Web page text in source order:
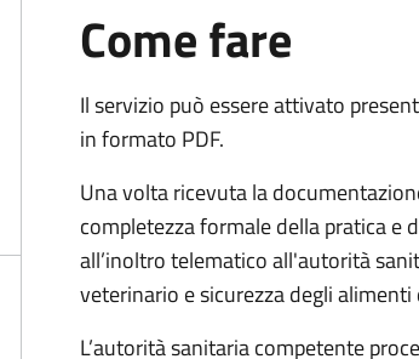
Come fare
Il servizio può essere attivato
in formato PDF.
Una volta ricevuta la
completezza formale della pratica e
all’inoltro telematico all'autorità
veterinario e sicurezza degli
L’autorità sanitaria competente